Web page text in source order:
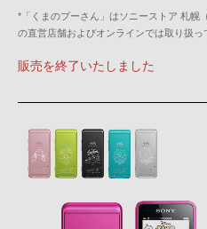
*「くまのプーさん」はソニーストア 札幌
の直営店舗およびオンラインでは取り扱っ
販売を終了いたしました